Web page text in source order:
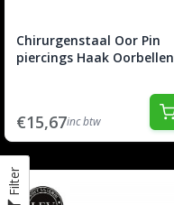
Filter
Chirurgenstaal Oor Pin
piercings Haak Oorbellen
€15,67inc btw